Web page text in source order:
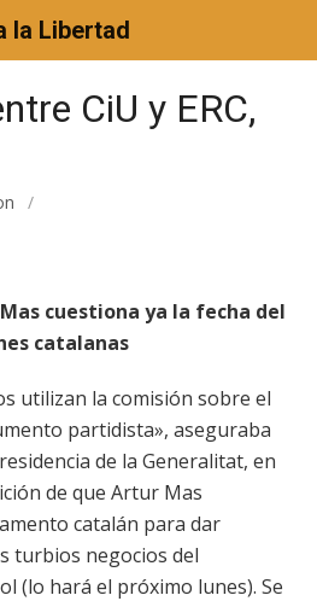
la Libertad
CiU y ERC,
/
cuestiona ya la fecha del
catalanas
utilizan la comisión sobre el
partidista», aseguraba
de la Generalitat, en
de que Artur Mas
catalán para dar
turbios negocios del
(lo hará el próximo lunes). Se